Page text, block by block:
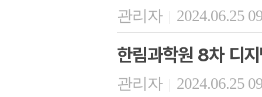
관리자 | 2024.06.25
한림과학원 8차 디
관리자 | 2024.06.25